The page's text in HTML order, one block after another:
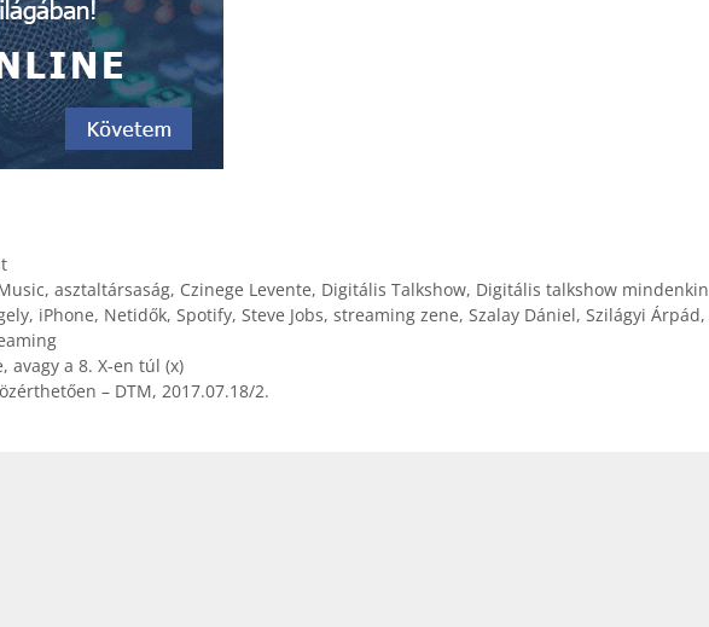
, asztaltársaság, Czinege Levente, Digitális Talkshow, Digitális talkshow
, iPhone, Netidők, Spotify, Steve Jobs, streaming zene, Szalay Dániel, Szilágyi Árpád,
avagy a 8. X-en túl (x)
– DTM, 2017.07.18/2.